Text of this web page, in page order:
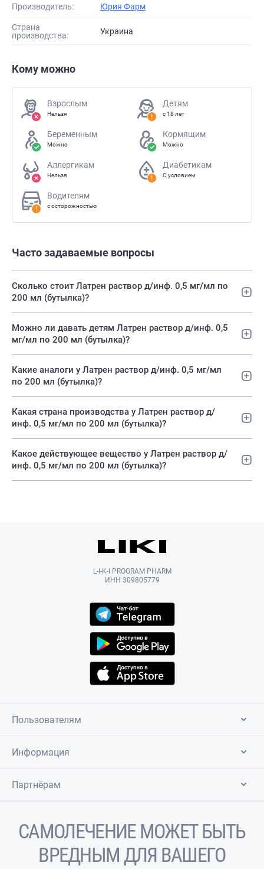
Производитель: Юрия Фарм
Страна
производства:
Украина
Кому можно
Взрослым
Нельзя
Детям
с 18 лет
Беременным
Можно
Кормящим
Можно
Аллергикам
Нельзя
Диабетикам
С условием
Водителям
с осторожностью
Часто задаваемые вопросы
Сколько стоит Латрен раствор д/инф. 0,5 мг/мл по
200 мл (бутылка)?
Можно ли давать детям Латрен раствор д/инф. 0,5
мг/мл по 200 мл (бутылка)?
Какие аналоги у Латрен раствор д/инф. 0,5 мг/мл
по 200 мл (бутылка)?
Какая страна производства у Латрен раствор д/
инф. 0,5 мг/мл по 200 мл (бутылка)?
Какое действующее вещество у Латрен раствор д/
инф. 0,5 мг/мл по 200 мл (бутылка)?
L-I-K-I PROGRAM PHARM
ИНН 309805779
Пользователям
Информация
Партнёрам
САМОЛЕЧЕНИЕ МОЖЕТ БЫТЬ
ВРЕДНЫМ ДЛЯ ВАШЕГО